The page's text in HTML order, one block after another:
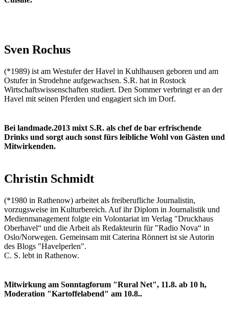
Sven Rochus
(*1989) ist am Westufer der Havel in Kuhlhausen geboren und am
Ostufer in Strodehne aufgewachsen. S.R. hat in Rostock
Wirtschaftswissenschaften studiert. Den Sommer verbringt er an der
Havel mit seinen Pferden und engagiert sich im Dorf.
Bei landmade.2013 mixt S.R. als chef de bar erfrischende
Drinks und sorgt auch sonst fürs leibliche Wohl von Gästen und
Mitwirkenden.
Christin Schmidt
(*1980 in Rathenow) arbeitet als freiberufliche Journalistin,
vorzugsweise im Kulturbereich. Auf ihr Diplom in Journalistik und
Medienmanagement folgte ein Volontariat im Verlag "Druckhaus
Oberhavel“ und die Arbeit als Redakteurin für "Radio Nova“ in
Oslo/Norwegen. Gemeinsam mit Caterina Rönnert ist sie Autorin
des Blogs "Havelperlen".
C. S. lebt in Rathenow.
Mitwirkung am Sonntagforum "Rural Net", 11.8. ab 10 h,
Moderation "Kartoffelabend" am 10.8..